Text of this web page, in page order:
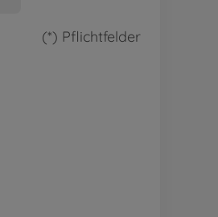
(*) Pflichtfelder